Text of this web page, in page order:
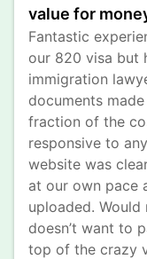
value for
Fantastic
our 820 visa but
immigration
documents
fraction of the
responsive to
website was
at our own pace
uploaded.
doesn’t want to
top of the crazy